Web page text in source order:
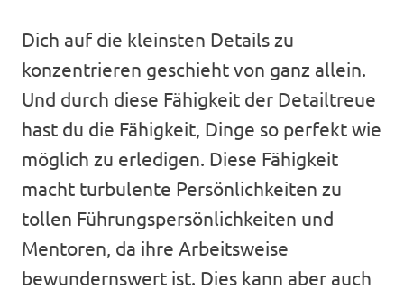
Dich auf die kleinsten Details zu
konzentrieren geschieht von ganz allein.
Und durch diese Fähigkeit der Detailtreue
hast du die Fähigkeit, Dinge so perfekt wie
möglich zu erledigen. Diese Fähigkeit
macht turbulente Persönlichkeiten zu
tollen Führungspersönlichkeiten und
Mentoren, da ihre Arbeitsweise
bewundernswert ist. Dies kann aber auch